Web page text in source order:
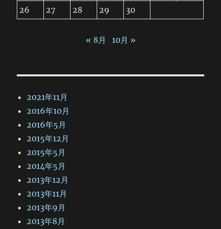
26
27 28 29 30
« 8月 10月 »
2021年11月
2016年10月
2016年5月
2015年12月
2015年5月
2014年5月
2013年12月
2013年11月
2013年9月
2013年8月